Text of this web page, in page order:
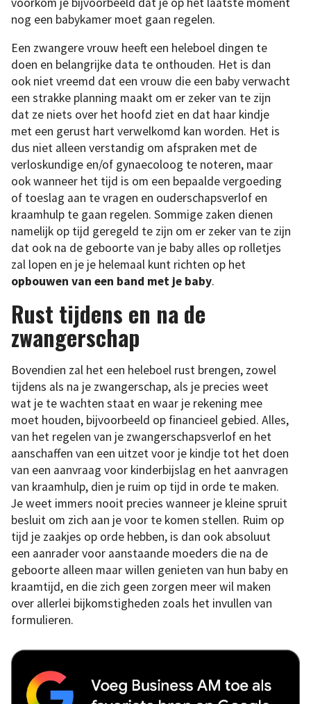
nog een babykamer moet gaan regelen.
Een zwangere vrouw heeft een heleboel dingen te
doen en belangrijke data te onthouden. Het is dan
ook niet vreemd dat een vrouw die een baby verwacht
een strakke planning maakt om er zeker van te zijn
dat ze niets over het hoofd ziet en dat haar kindje
met een gerust hart verwelkomd kan worden. Het is
dus niet alleen verstandig om afspraken met de
verloskundige en/of gynaecoloog te noteren, maar
ook wanneer het tijd is om een bepaalde vergoeding
of toeslag aan te vragen en ouderschapsverlof en
kraamhulp te gaan regelen. Sommige zaken dienen
namelijk op tijd geregeld te zijn om er zeker van te zijn
dat ook na de geboorte van je baby alles op rolletjes
zal lopen en je je helemaal kunt richten op het
opbouwen van een band met je baby.
Rust tijdens en na de
zwangerschap
Bovendien zal het een heleboel rust brengen, zowel
tijdens als na je zwangerschap, als je precies weet
wat je te wachten staat en waar je rekening mee
moet houden, bijvoorbeeld op financieel gebied. Alles,
van het regelen van je zwangerschapsverlof en het
aanschaffen van een uitzet voor je kindje tot het doen
van een aanvraag voor kinderbijslag en het aanvragen
van kraamhulp, dien je ruim op tijd in orde te maken.
Je weet immers nooit precies wanneer je kleine spruit
besluit om zich aan je voor te komen stellen. Ruim op
tijd je zaakjes op orde hebben, is dan ook absoluut
een aanrader voor aanstaande moeders die na de
geboorte alleen maar willen genieten van hun baby en
kraamtijd, en die zich geen zorgen meer wil maken
over allerlei bijkomstigheden zoals het invullen van
formulieren.